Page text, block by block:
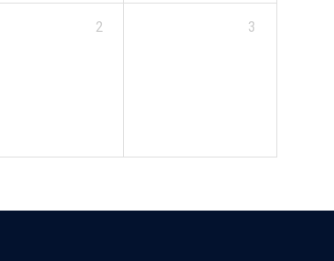
2 3